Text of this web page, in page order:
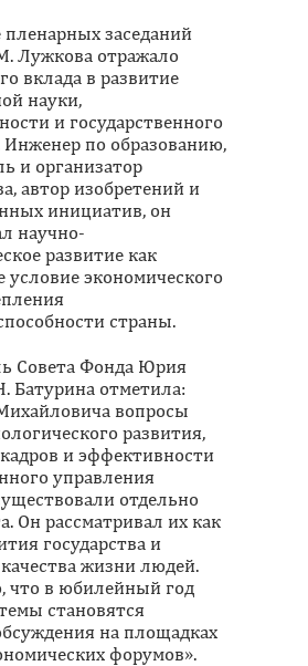
заседаний
Лужкова отражало
вклада в развитие
науки,
и государственного
Инженер по образованию,
и организатор
автор изобретений и
инициатив, он
научно-
развитие как
условие экономического
страны.
Совета Фонда Юрия
Батурина отметила:
вопросы
развития,
и эффективности
управления
отдельно
Он рассматривал их как
государства и
жизни людей.
что в юбилейный год
становятся
на площадках
форумов».